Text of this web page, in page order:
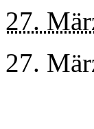
27.
27.